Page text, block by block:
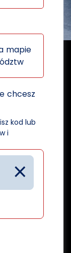
mapie
chcesz
kod lub
i
×